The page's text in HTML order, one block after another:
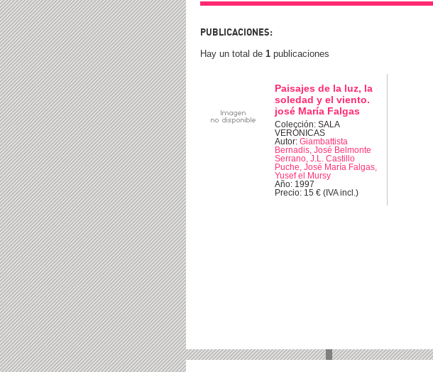
PUBLICACIONES:
Hay un total de 1 publicaciones
Paisajes de la luz, la
soledad y el viento.
josé María Falgas
Colección: SALA
VERÓNICAS
Autor: Giambattista
Bernadis, José Belmonte
Serrano, J.L. Castillo
Puche, José María Falgas,
Yusef el Mursy
Año: 1997
Precio: 15 € (IVA incl.)